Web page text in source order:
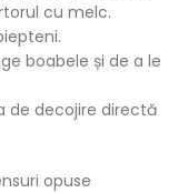
cu melc.
boabele și de a le
de decojire directă
opuse